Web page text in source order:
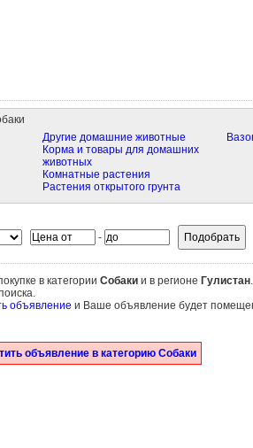
Другие домашние животные
Корма и товары для домашних
животных
Комнатные растения
Растения открытого грунта
-
в категории Собакии в регионе Гулистан
объявление и Ваше объявление будет
объявление в категорию Собаки